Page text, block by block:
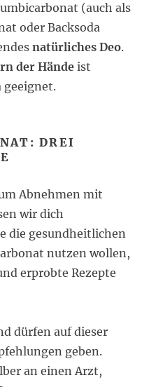
(auch als
oder Backsoda
natürliches Deo.
der Hände ist
geeignet.
DREI
Abnehmen mit
wir dich
die gesundheitlichen
nutzen wollen,
erprobte Rezepte
dürfen auf dieser
geben.
an einen Arzt,